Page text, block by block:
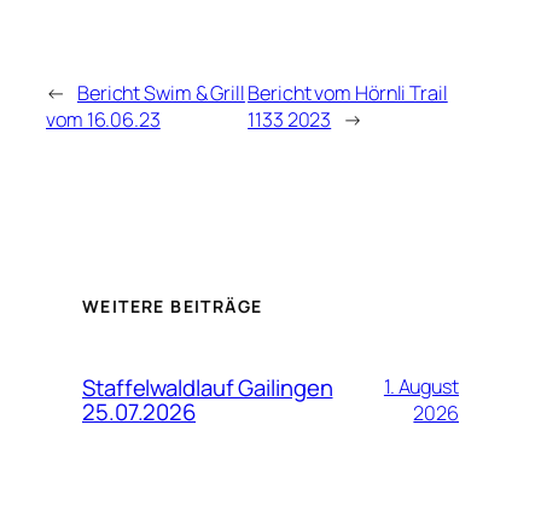
← Bericht Swim & Grill
vom 16.06.23
Bericht vom Hörnli Trail
1133 2023 →
WEITERE BEITRÄGE
Staffelwaldlauf Gailingen
25.07.2026
1. August
2026